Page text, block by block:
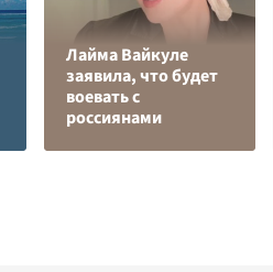
Лайма Вайкуле
заявила, что будет
воевать с
россиянами